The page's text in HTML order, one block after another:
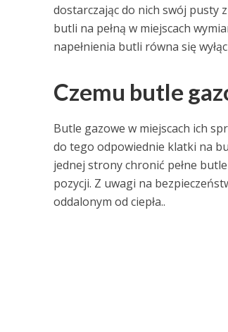
dostarczając do nich swój pusty
butli na pełną w miejscach
napełnienia butli równa się
Czemu butle
Butle gazowe w miejscach ich
do tego odpowiednie klatki na
jednej strony chronić pełne
pozycji. Z uwagi na
oddalonym od ciepła..